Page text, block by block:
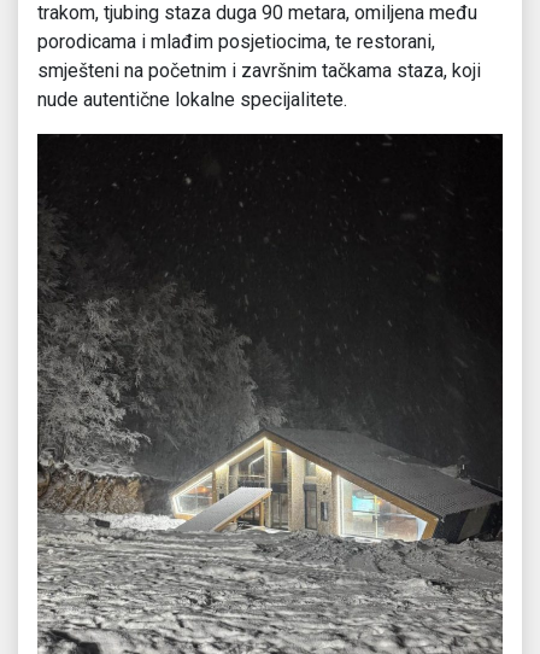
trakom, tjubing staza duga 90 metara, omiljena među
porodicama i mlađim posjetiocima, te restorani,
smješteni na početnim i završnim tačkama staza, koji
nude autentične lokalne specijalitete.